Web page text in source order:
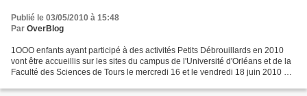
Publié le 03/05/2010 à 15:48
Par OverBlog
1OOO enfants ayant participé à des activités Petits Débrouillards en 2010
vont être accueillis sur les sites du campus de l'Université d'Orléans et de la
Faculté des Sciences de Tours le mercredi 16 et le vendredi 18 juin 2010 de